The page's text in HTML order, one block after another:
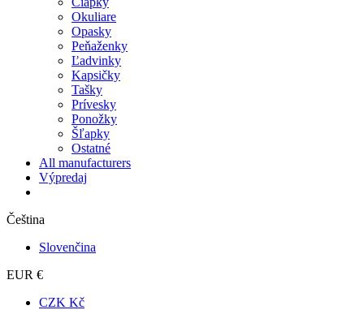
Okuliare
Opasky
Peňaženky
Ľadvinky
Kapsičky
Tašky
Prívesky
Ponožky
Šľapky
Ostatné
All manufacturers
Výpredaj
Čeština
Slovenčina
EUR €
CZK Kč